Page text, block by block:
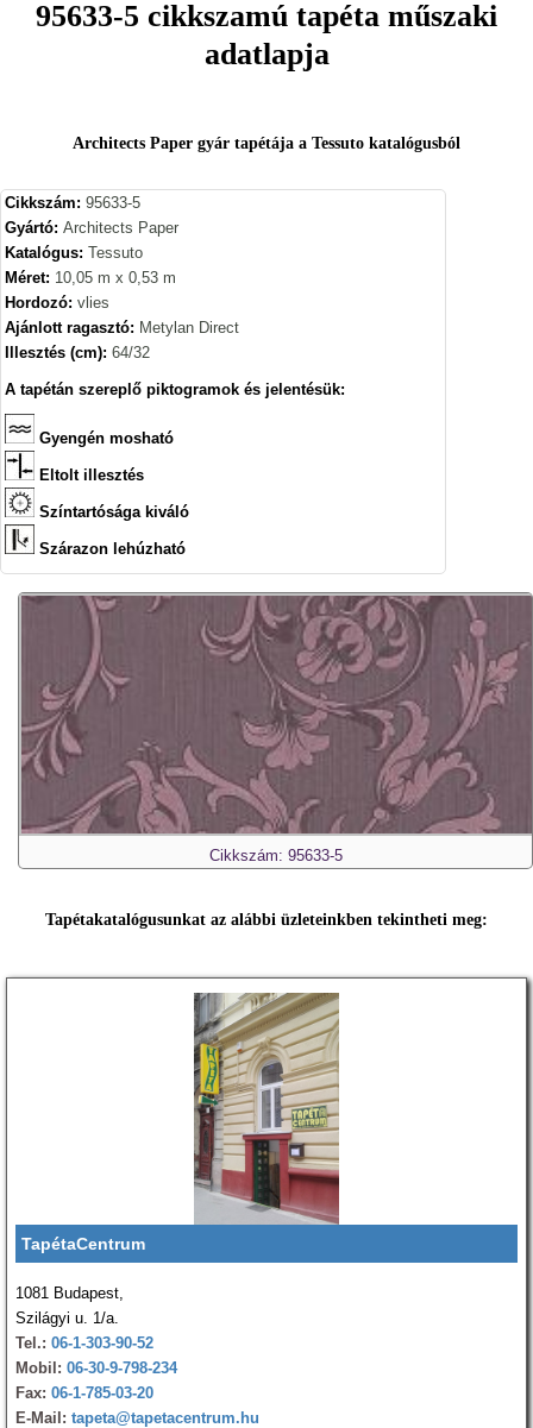
95633-5 cikkszamú tapéta műszaki
adatlapja
Architects Paper gyár tapétája a Tessuto katalógusból
Cikkszám: 95633-5
Gyártó: Architects Paper
Katalógus: Tessuto
Méret: 10,05 m x 0,53 m
Hordozó: vlies
Ajánlott ragasztó: Metylan Direct
Illesztés (cm): 64/32
A tapétán szereplő piktogramok és jelentésük:
Gyengén mosható
Eltolt illesztés
Színtartósága kiváló
Szárazon lehúzható
Cikkszám: 95633-5
Tapétakatalógusunkat az alábbi üzleteinkben tekintheti meg:
TapétaCentrum
1081 Budapest,
Szilágyi u. 1/a.
Tel.: 06-1-303-90-52
Mobil: 06-30-9-798-234
Fax: 06-1-785-03-20
E-Mail: tapeta@tapetacentrum.hu